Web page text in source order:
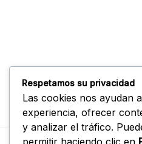
Respetamos su privacidad
Las cookies nos ayudan
experiencia, ofrecer
y analizar el tráfico.
permitir haciendo clic en